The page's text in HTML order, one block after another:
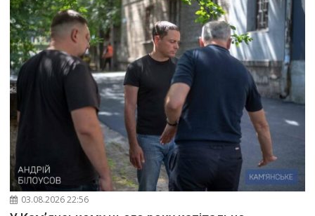
03.08.2026 22:56